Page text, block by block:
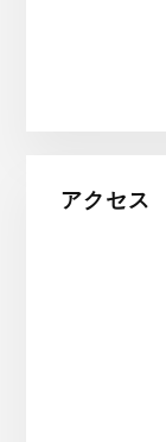
アクセス